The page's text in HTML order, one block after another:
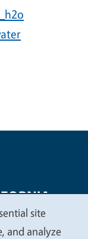
site
and analyze